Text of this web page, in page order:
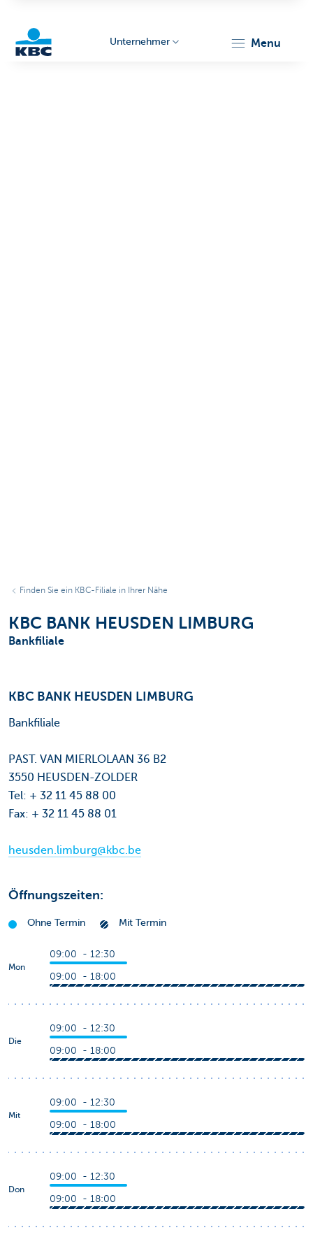
Unternehmer menu
Finden Sie ein KBC-Filiale in Ihrer Nähe
KBC BANK HEUSDEN LIMBURG
Bankfiliale
KBC BANK HEUSDEN LIMBURG
Bankfiliale
PAST. VAN MIERLOLAAN 36 B2
3550 HEUSDEN-ZOLDER
Tel: + 32 11 45 88 00
Fax: + 32 11 45 88 01
heusden.limburg@kbc.be
Öffnungszeiten:
Ohne Termin Mit Termin
Mon
09:00 - 12:30
09:00 - 18:00
Die
09:00 - 12:30
09:00 - 18:00
Mit
09:00 - 12:30
09:00 - 18:00
Don
09:00 - 12:30
09:00 - 18:00